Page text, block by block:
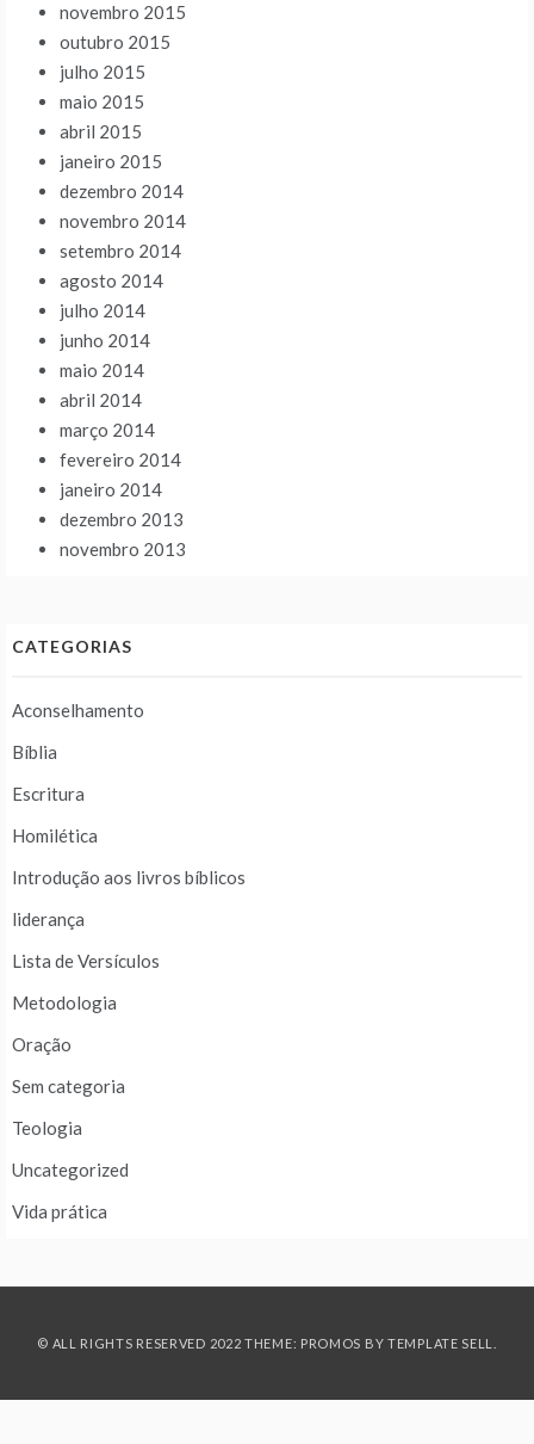
novembro 2015
outubro 2015
julho 2015
maio 2015
abril 2015
janeiro 2015
dezembro 2014
novembro 2014
setembro 2014
agosto 2014
julho 2014
junho 2014
maio 2014
abril 2014
março 2014
fevereiro 2014
janeiro 2014
dezembro 2013
novembro 2013
CATEGORIAS
Aconselhamento
Bíblia
Escritura
Homilética
Introdução aos livros bíblicos
liderança
Lista de Versículos
Metodologia
Oração
Sem categoria
Teologia
Uncategorized
Vida prática
© ALL RIGHTS RESERVED 2022 THEME: PROMOS BY TEMPLATE SELL